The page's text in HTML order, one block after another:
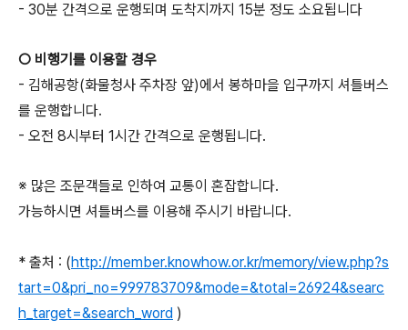
- 30분 간격으로 운행되며 도착지까지 15분 정도 소요됩니다
○ 비행기를 이용할 경우
- 김해공항(화물청사 주차장 앞)에서 봉하마을 입구까지 셔틀버스
를 운행합니다.
- 오전 8시부터 1시간 간격으로 운행됩니다.
※ 많은 조문객들로 인하여 교통이 혼잡합니다.
가능하시면 셔틀버스를 이용해 주시기 바랍니다.
* 출처 : (http://member.knowhow.or.kr/memory/view.php?s
tart=0&pri_no=999783709&mode=&total=26924&searc
h_target=&search_word )